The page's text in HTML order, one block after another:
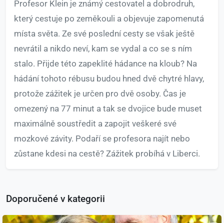
Profesor Klein je známý cestovatel a dobrodruh,
který cestuje po zeměkouli a objevuje zapomenutá
místa světa. Ze své poslední cesty se však ještě
nevrátil a nikdo neví, kam se vydal a co se s ním
stalo. Přijde této zapeklité hádance na kloub? Na
hádání tohoto rébusu budou hned dvě chytré hlavy,
protože zážitek je určen pro dvě osoby. Čas je
omezený na 77 minut a tak se dvojice bude muset
maximálně soustředit a zapojit veškeré své
mozkové závity. Podaří se profesora najít nebo
zůstane kdesi na cestě? Zážitek probíhá v Liberci.
Doporučené v kategorii